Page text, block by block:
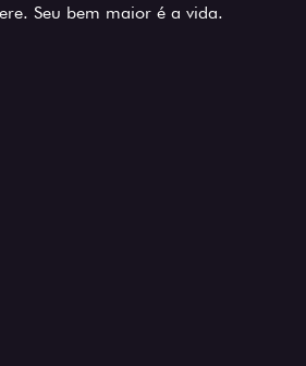
Seu bem maior é a vida.